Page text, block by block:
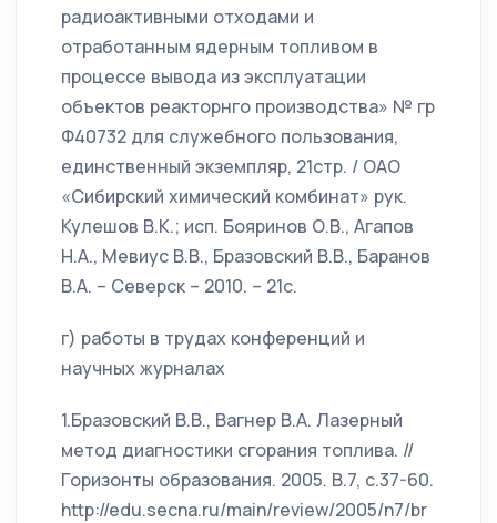
радиоактивными отходами и
отработанным ядерным топливом в
процессе вывода из эксплуатации
объектов реакторнго производства» № гр
Ф40732 для служебного пользования,
единственный экземпляр, 21стр. / ОАО
«Сибирский химический комбинат» рук.
Кулешов В.К.; исп. Бояринов О.В., Агапов
Н.А., Мевиус В.В., Бразовский В.В., Баранов
В.А. – Северск – 2010. – 21с.
г) работы в трудах конференций и
научных журналах
1.Бразовский В.В., Вагнер В.А. Лазерный
метод диагностики сгорания топлива. //
Горизонты образования. 2005. В.7, с.37-60.
http://edu.secna.ru/main/review/2005/n7/br